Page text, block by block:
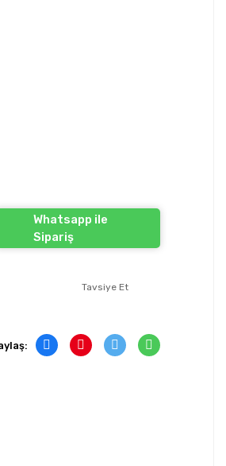
Whatsapp ile
Sipariş
Tavsiye Et